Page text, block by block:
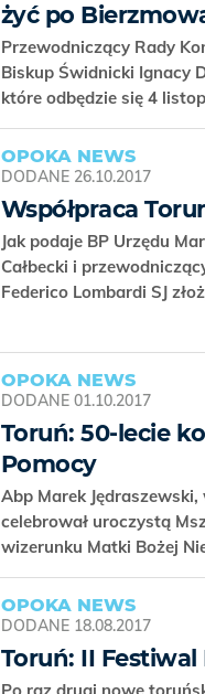
żyć po
Przewodniczący Rady
Biskup Świdnicki Ignacy
które odbędzie się 4
OPOKA NEWS
DODANE 26.10.2017
Współpraca
Jak podaje BP Urzędu
Całbecki i
Federico Lombardi SJ
OPOKA NEWS
DODANE 01.10.2017
Toruń: 50-lecie
Pomocy
Abp Marek
celebrował uroczystą
wizerunku Matki Bożej
OPOKA NEWS
DODANE 18.08.2017
Toruń: II